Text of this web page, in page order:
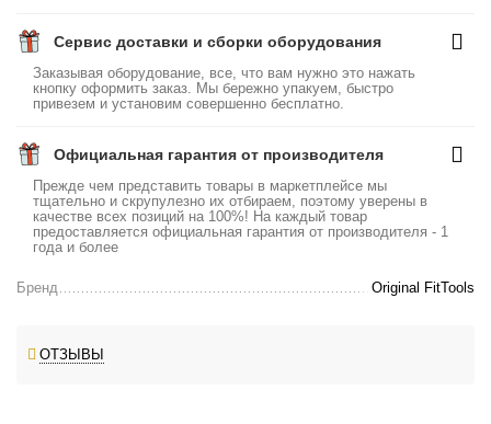
Сервис доставки и сборки оборудования
Заказывая оборудование, все, что вам нужно это нажать
кнопку оформить заказ. Мы бережно упакуем, быстро
привезем и установим совершенно бесплатно.
Официальная гарантия от производителя
Прежде чем представить товары в маркетплейсе мы
тщательно и скрупулезно их отбираем, поэтому уверены в
качестве всех позиций на 100%! На каждый товар
предоставляется официальная гарантия от производителя - 1
года и более
Бренд Original FitTools
ОТЗЫВЫ